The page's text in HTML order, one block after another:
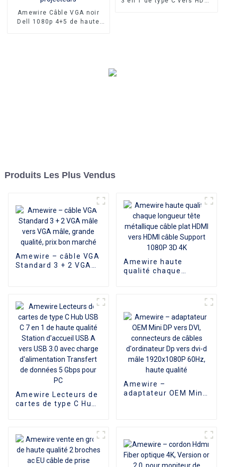
Amewire Câble VGA noir
Dell 1080p 4+5 de haute
Produits Les Plus Vendus
Amewire – câble VGA
Standard 3 + 2 VGA
Amewire haute
qualité chaque
HDMI vers HDMI câble
Support 1080P 3D 4K
Amewire Lecteurs de
cartes de type C Hub
USB 3.0 avec charge
d'alimentation
Transfert de données
Amewire –
adaptateur OEM Mini
1920x1080P 60Hz,
haute qualité